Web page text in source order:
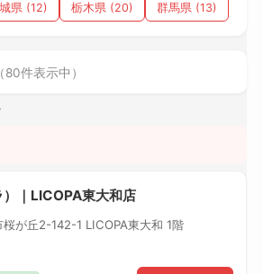
茨城県 (12) 栃木県 (20) 群馬県 (13)
（80件表示中）
｜LICOPA東大和店
桜が丘2-142-1 LICOPA東大和 1階